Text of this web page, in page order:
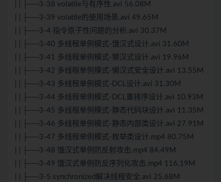
| | ├──3-38 volatile与有序性.avi 56.08M
| | ├──3-39 volatile的使用场景.avi 49.65M
| | ├──3-4 指令原子性问题的分析.avi 30.37M
| | ├──3-40 多线程单例模式-饿汉式设计.avi 31.60M
| | ├──3-41 多线程单例模式-懒汉式设计.avi 19.96M
| | ├──3-42 多线程单例模式-懒汉式安全设计.avi 13.55M
| | ├──3-43 多线程单例模式-DCL设计.avi 31.30M
| | ├──3-44 多线程单例模式-DCL重排序设计.avi 10.93M
| | ├──3-45 多线程单例模式-静态代码块设计.avi 11.35M
| | ├──3-46 多线程单例模式-静态内部类设计.avi 27.91M
| | ├──3-47 多线程单例模式-枚举类设计.mp4 80.75M
| | ├──3-48 饿汉式单例防反射攻击.mp4 84.49M
| | ├──3-49 饿汉式单例防反序列化攻击.mp4 116.19M
| | ├──3-5 synchronized解决线程安全.avi 25.68M